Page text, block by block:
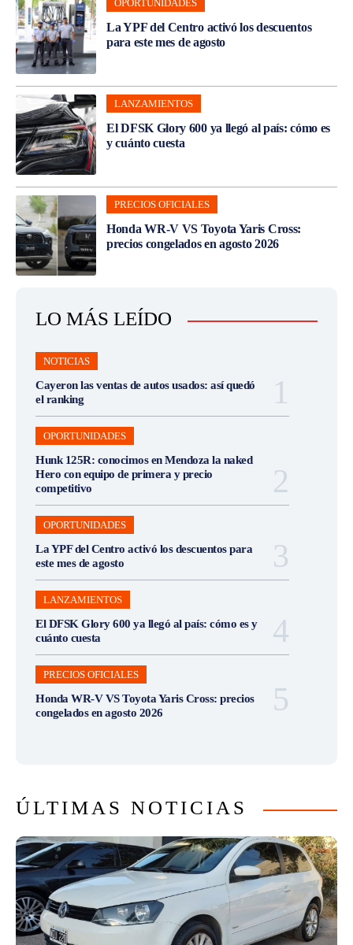
OPORTUNIDADES
La YPF del Centro activó los descuentos
para este mes de agosto
LANZAMIENTOS
El DFSK Glory 600 ya llegó al país: cómo es
y cuánto cuesta
PRECIOS OFICIALES
Honda WR-V VS Toyota Yaris Cross:
precios congelados en agosto 2026
LO MÁS LEÍDO
NOTICIAS
Cayeron las ventas de autos usados: así quedó
el ranking
OPORTUNIDADES
Hunk 125R: conocimos en Mendoza la naked
Hero con equipo de primera y precio
competitivo
OPORTUNIDADES
La YPF del Centro activó los descuentos para
este mes de agosto
LANZAMIENTOS
El DFSK Glory 600 ya llegó al país: cómo es y
cuánto cuesta
PRECIOS OFICIALES
Honda WR-V VS Toyota Yaris Cross: precios
congelados en agosto 2026
ÚLTIMAS NOTICIAS